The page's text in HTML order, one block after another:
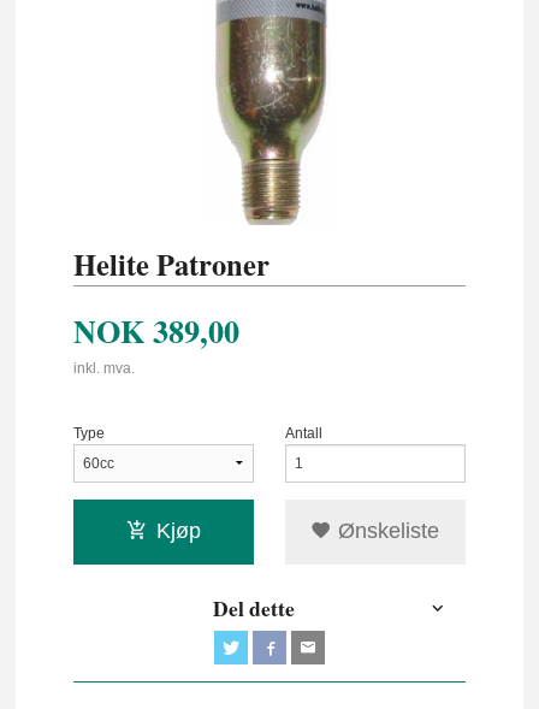
Helite Patroner
NOK389,00
inkl. mva.
Type Antall
Kjøp Ønskeliste
Del dette